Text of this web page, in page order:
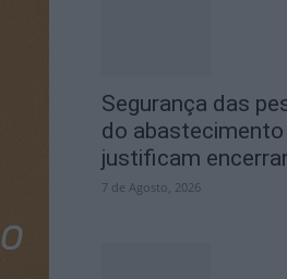
Segurança das
do abastecimento
justificam
7 de Agosto, 2026